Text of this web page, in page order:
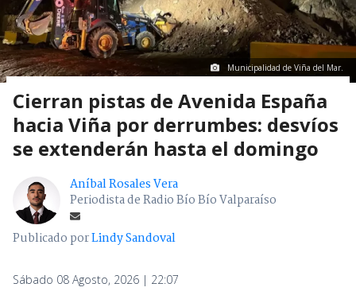
Municipalidad de Viña del Mar.
Cierran pistas de Avenida España
hacia Viña por derrumbes: desvíos
se extenderán hasta el domingo
Aníbal Rosales Vera
Periodista de Radio Bío Bío Valparaíso
Publicado porLindy Sandoval
Sábado 08 Agosto, 2026 | 22:07